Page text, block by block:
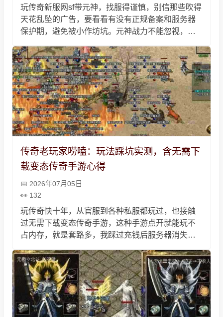
玩传奇新服网sf带元神，找服得谨慎，别信那些吹得
天花乱坠的广告，要看看有没有正规备案和服务器
保护期，避免被小作坊坑。元神战力不能忽视，不
用更给力。别盲目充值，也别私下交易，我之前踩
过这俩坑，亏得慌，记住这些，玩着才省心，能找
回当年的热血劲儿。
传奇老玩家唠嗑：玩法踩坑实测，含无需下
载变态传奇手游心得
2026年07月05日
132
玩传奇快十年，从官服到各种私服都玩过，也接触
过无需下载变态传奇手游，这种手游点开就能玩不
占内存，就是套路多，我踩过充钱后服务器消失、
的，不用乱充钱，玩法就是升级打宝攻沙，图个情
怀乐子，没必要太较真。